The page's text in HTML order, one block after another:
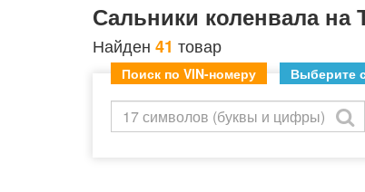
Сальники коленвала на
Найден 41 товар
Поиск по VIN-номеру Выберите